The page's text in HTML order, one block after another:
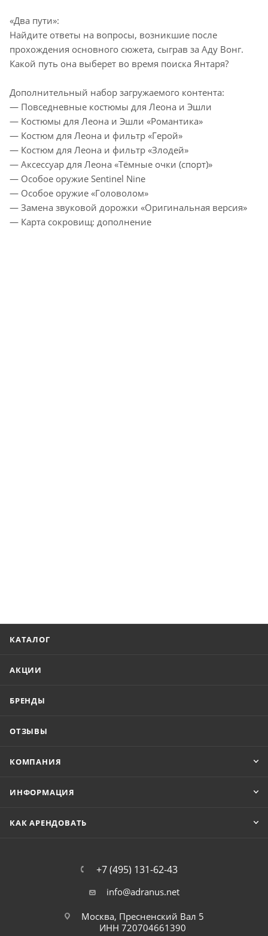
«Два пути»:
Найдите ответы на вопросы, возникшие после
прохождения основного сюжета, сыграв за Аду Вонг.
Какой путь она выберет во время поиска Янтаря?
Дополнительный набор загружаемого контента:
— Повседневные костюмы для Леона и Эшли
— Костюмы для Леона и Эшли «Романтика»
— Костюм для Леона и фильтр «Герой»
— Костюм для Леона и фильтр «Злодей»
— Аксессуар для Леона «Тёмные очки (спорт)»
— Особое оружие Sentinel Nine
— Особое оружие «Головолом»
— Замена звуковой дорожки «Оригинальная версия»
— Карта сокровищ: дополнение
КАТАЛОГ
АКЦИИ
БРЕНДЫ
ОТЗЫВЫ
КОМПАНИЯ
ИНФОРМАЦИЯ
КАК АРЕНДОВАТЬ
+7 (495) 131-62-43
info@adranus.net
Москва, Пресненский Вал 5
ИНН 720704661390